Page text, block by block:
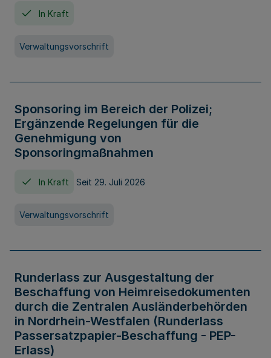
In Kraft
Verwaltungsvorschrift
Sponsoring im Bereich der Polizei;
Ergänzende Regelungen für die
Genehmigung von
Sponsoringmaßnahmen
In Kraft Seit 29. Juli 2026
Verwaltungsvorschrift
Runderlass zur Ausgestaltung der
Beschaffung von Heimreisedokumenten
durch die Zentralen Ausländerbehörden
in Nordrhein-Westfalen (Runderlass
Passersatzpapier-Beschaffung - PEP-
Erlass)